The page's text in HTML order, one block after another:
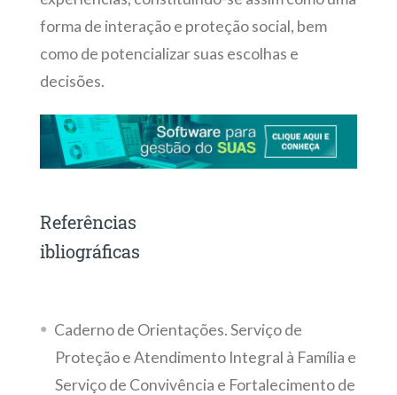
forma de interação e proteção social, bem
como de potencializar suas escolhas e
decisões.
Referências
ibliográficas
Caderno de Orientações. Serviço de
Proteção e Atendimento Integral à Família e
Serviço de Convivência e Fortalecimento de